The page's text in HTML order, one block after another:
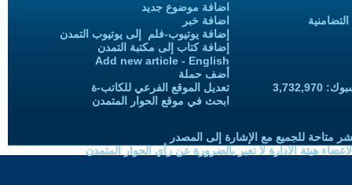
اضافة موضوع جديد
اضافة خبر
إضافة يوتيوب-فلم إلى يوتيوب التمدن
إضافة كتاب إلى مكتبة التمدن
Add new article - English
أضف حملة
تعديل الموقع الفرعي للكاتب-ة
ابحث في موقع الحوار المتمدن
متاحة للجميع مع الإشارة إلى المصدر
هيئة الادارة لا تعبر بالضرورة عن رأي الحوار المتمدن